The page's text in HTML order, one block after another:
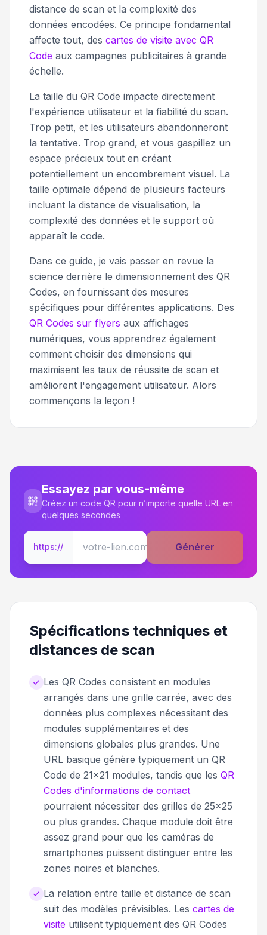
distance de scan et la complexité des
données encodées. Ce principe fondamental
affecte tout, des cartes de visite avec QR
Code aux campagnes publicitaires à grande
échelle.
La taille du QR Code impacte directement
l'expérience utilisateur et la fiabilité du scan.
Trop petit, et les utilisateurs abandonneront
la tentative. Trop grand, et vous gaspillez un
espace précieux tout en créant
potentiellement un encombrement visuel. La
taille optimale dépend de plusieurs facteurs
incluant la distance de visualisation, la
complexité des données et le support où
apparaît le code.
Dans ce guide, je vais passer en revue la
science derrière le dimensionnement des QR
Codes, en fournissant des mesures
spécifiques pour différentes applications. Des
QR Codes sur flyers aux affichages
numériques, vous apprendrez également
comment choisir des dimensions qui
maximisent les taux de réussite de scan et
améliorent l'engagement utilisateur. Alors
commençons la leçon !
Essayez par vous-même
Créez un code QR pour n’importe quelle URL en
quelques secondes
https:// Générer
Spécifications techniques et
distances de scan
Les QR Codes consistent en modules
arrangés dans une grille carrée, avec des
données plus complexes nécessitant des
modules supplémentaires et des
dimensions globales plus grandes. Une
URL basique génère typiquement un QR
Code de 21x21 modules, tandis que les QR
Codes d'informations de contact
pourraient nécessiter des grilles de 25x25
ou plus grandes. Chaque module doit être
assez grand pour que les caméras de
smartphones puissent distinguer entre les
zones noires et blanches.
La relation entre taille et distance de scan
suit des modèles prévisibles. Les cartes de
visite utilisent typiquement des QR Codes